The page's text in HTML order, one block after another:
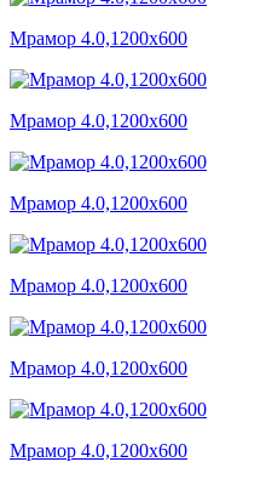
Мрамор 4.0,1200x600
Мрамор 4.0,1200x600
Мрамор 4.0,1200x600
Мрамор 4.0,1200x600
Мрамор 4.0,1200x600
Мрамор 4.0,1200x600